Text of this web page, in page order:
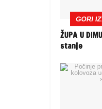
GORI
ŽUPA U
stanje